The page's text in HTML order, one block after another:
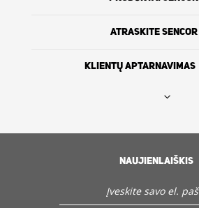
Servisas ir Klientų aptarnavimas
ATRASKITE SENCOR
KLIENTŲ APTARNAVIMAS
NAUJIENLAIŠKIS